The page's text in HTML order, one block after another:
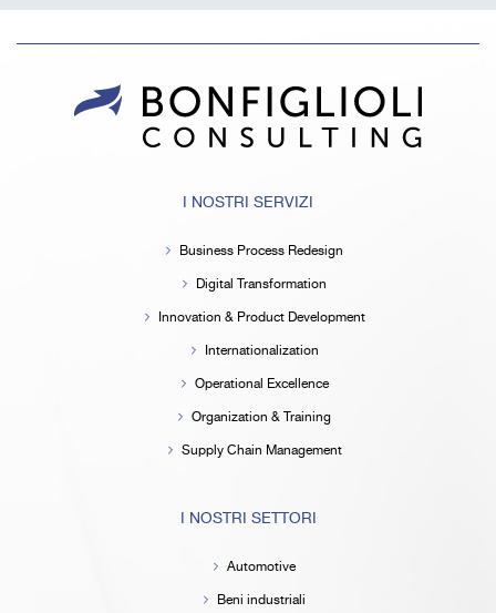
I NOSTRI SERVIZI
Business Process Redesign
Digital Transformation
Innovation & Product Development
Internationalization
Operational Excellence
Organization & Training
Supply Chain Management
I NOSTRI SETTORI
Automotive
Beni industriali